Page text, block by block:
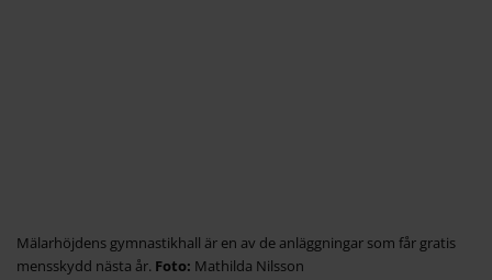
Mälarhöjdens gymnastikhall är en av de anläggningar som får gratis
mensskydd nästa år.
Mathilda Nilsson